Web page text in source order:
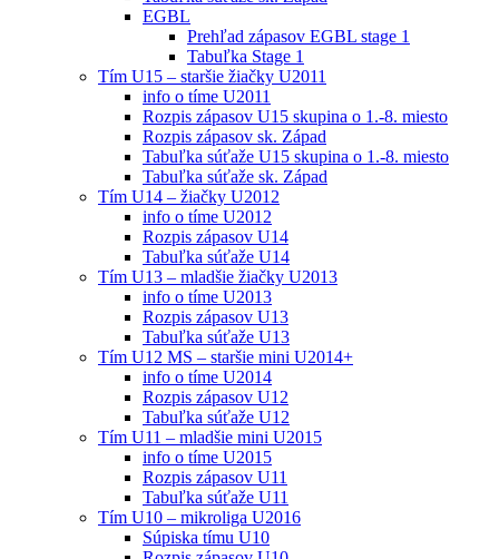
EGBL
Prehľad zápasov EGBL stage 1
Tabuľka Stage 1
Tím U15 – staršie žiačky U2011
info o tíme U2011
Rozpis zápasov U15 skupina o 1.-8. miesto
Rozpis zápasov sk. Západ
Tabuľka súťaže U15 skupina o 1.-8. miesto
Tabuľka súťaže sk. Západ
Tím U14 – žiačky U2012
info o tíme U2012
Rozpis zápasov U14
Tabuľka súťaže U14
Tím U13 – mladšie žiačky U2013
info o tíme U2013
Rozpis zápasov U13
Tabuľka súťaže U13
Tím U12 MS – staršie mini U2014+
info o tíme U2014
Rozpis zápasov U12
Tabuľka súťaže U12
Tím U11 – mladšie mini U2015
info o tíme U2015
Rozpis zápasov U11
Tabuľka súťaže U11
Tím U10 – mikroliga U2016
Súpiska tímu U10